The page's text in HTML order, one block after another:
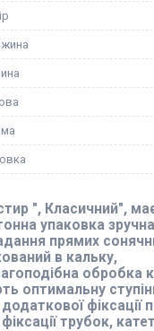
", Класичний",
упаковка
прямих
в кальку,
обробка
оптимальну
фіксації
трубок,